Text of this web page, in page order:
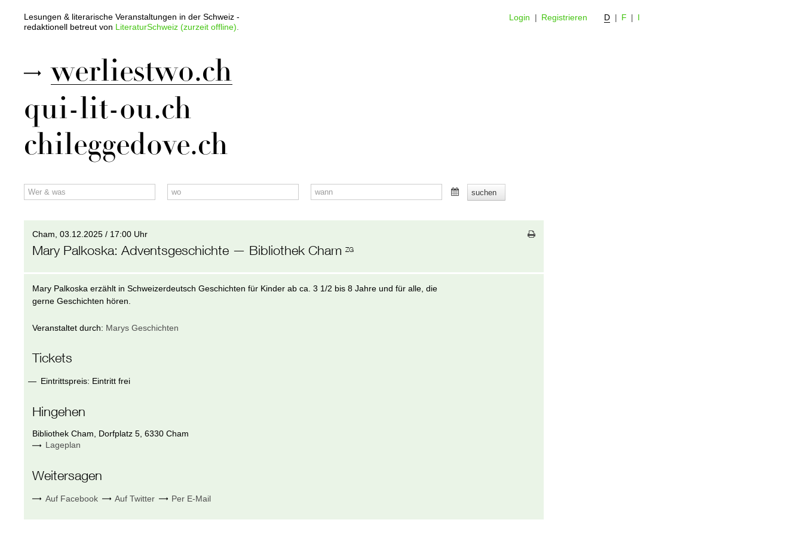
Login | Registrieren D | F | I
Lesungen & literarische Veranstaltungen in der Schweiz -
redaktionell betreut von LiteraturSchweiz (zurzeit offline)
werliestwo.ch
qui-lit-ou.ch
chileggedove.ch
Cham,03.12.2025 / 17:00 Uhr
Mary Palkoska:Adventsgeschichte — Bibliothek ChamZG
Mary Palkoska erzählt in Schweizerdeutsch Geschichten für Kinder ab ca. 3 1/2 bis 8 Jahre und für alle, die
gerne Geschichten hören.
Veranstaltet durch: Marys Geschichten
Tickets
Eintrittspreis: Eintritt frei
Hingehen
Bibliothek Cham, Dorfplatz 5,6330 Cham
Lageplan
Weitersagen
Auf Facebook Auf Twitter Per E-Mail